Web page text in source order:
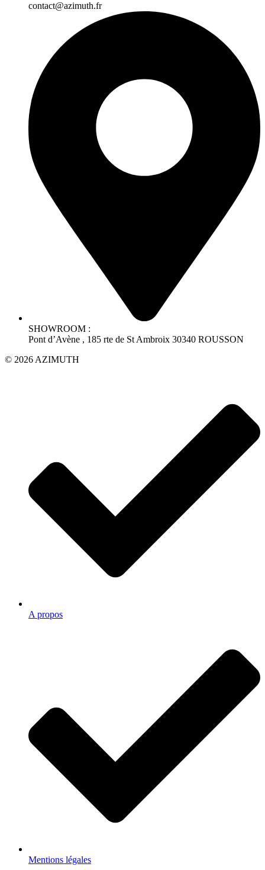
contact@azimuth.fr
SHOWROOM :
Pont d’Avène , 185 rte de St Ambroix 30340 ROUSSON
© 2026 AZIMUTH
A propos
Mentions légales